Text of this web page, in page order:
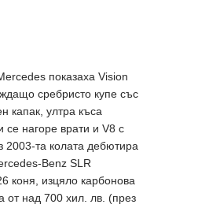
показаха Vision
сребристо купе със
капак, ултра къса
се нагоре врати и V8 с
2003-та колата дебютира
Benz SLR
коня, изцяло карбонова
от над 700 хил. лв. (през